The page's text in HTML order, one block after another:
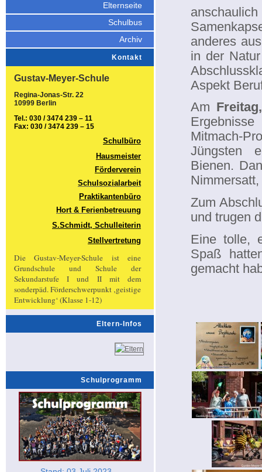
Elternseite
Schulbus
Archiv
Kontakt
Gustav-Meyer-Schule
Regina-Jonas-Str. 22
10999 Berlin
Tel.: 030 / 3474 239 – 11
Fax: 030 / 3474 239 – 15
Schulbüro
Hausmeister
Förderverein
Schulsozialarbeit
Praktikantenbüro
Hort & Ferienbetreuung
S.Schmidt, Schulleiterin
Stellvertretung
Die Gustav-Meyer-Schule ist eine
Grundschule und Schule der
Sekundarstufe I und II mit dem
sonderpäd. Förderschwerpunkt ‚geistige
Entwicklung‘ (Klasse 1-12)
Eltern-Infos
Schulprogramm
anderes
in der
Aspekt
Am
Mitmach-
Jüngsten
Bienen.
Zum
und trugen
Eine tolle,
Spaß
gemacht